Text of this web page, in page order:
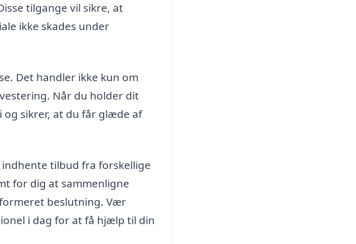
tilgange vil sikre, at
ikke skades under
Det handler ikke kun om
Når du holder dit
sikrer, at du får glæde af
tilbud fra forskellige
for dig at sammenligne
beslutning. Vær
i dag for at få hjælp til din